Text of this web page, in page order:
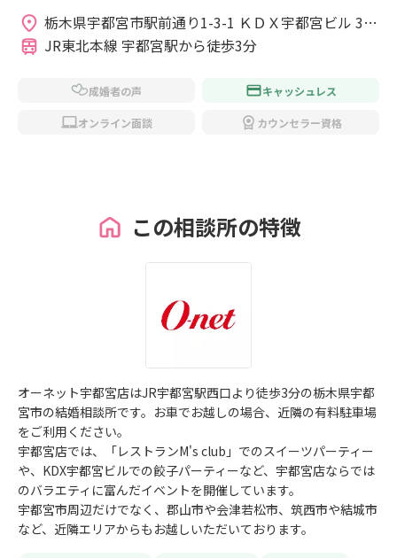
栃木県宇都宮市駅前通り1-3-1 ＫＤＸ宇都宮ビル 3
階
JR東北本線 宇都宮駅から徒歩3分
成婚者の声 キャッシュレス
オンライン面談 カウンセラー資格
この相談所の特徴
オーネット宇都宮店はJR宇都宮駅西口より徒歩3分の栃木県宇都
宮市の結婚相談所です。お車でお越しの場合、近隣の有料駐車場
をご利用ください。
宇都宮店では、「レストランM's club」でのスイーツパーティー
や、KDX宇都宮ビルでの餃子パーティーなど、宇都宮店ならでは
のバラエティに富んだイベントを開催しています。
宇都宮市周辺だけでなく、郡山市や会津若松市、筑西市や結城市
など、近隣エリアからもお越しいただいております。